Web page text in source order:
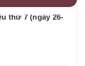
thứ 7 (ngày 26-